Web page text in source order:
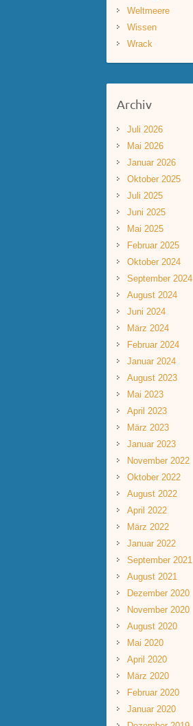
Weltmeere
Wissen
Wrack
Archiv
Juli 2026
Mai 2026
Januar 2026
Oktober 2025
Juli 2025
Juni 2025
Mai 2025
Februar 2025
Oktober 2024
September 2024
August 2024
Juni 2024
März 2024
Februar 2024
Januar 2024
August 2023
Mai 2023
April 2023
März 2023
Januar 2023
November 2022
Oktober 2022
August 2022
April 2022
März 2022
Januar 2022
September 2021
August 2021
Dezember 2020
November 2020
August 2020
Mai 2020
April 2020
März 2020
Februar 2020
Januar 2020